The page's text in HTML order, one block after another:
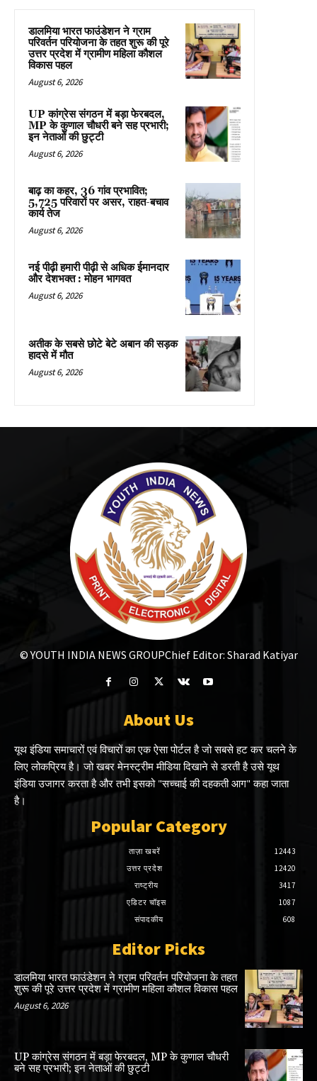
डालमिया भारत फाउंडेशन ने ग्राम
परिवर्तन परियोजना के तहत शुरू की पूरे
उत्तर प्रदेश में ग्रामीण महिला कौशल
विकास पहल
August 6, 2026
UP कांग्रेस संगठन में बड़ा फेरबदल,
MP के कुणाल चौधरी बने सह प्रभारी;
इन नेताओं की छुट्टी
August 6, 2026
बाढ़ का कहर, 36 गांव प्रभावित;
5,725 परिवारों पर असर, राहत-बचाव
कार्य तेज
August 6, 2026
नई पीढ़ी हमारी पीढ़ी से अधिक ईमानदार
और देशभक्त : मोहन भागवत
August 6, 2026
अतीक के सबसे छोटे बेटे अबान की सड़क
हादसे में मौत
August 6, 2026
© YOUTH INDIA NEWS GROUPChief Editor: Sharad Katiyar
About Us
यूथ इंडिया समाचारों एवं विचारों का एक ऐसा पोर्टल है जो सबसे हट कर चलने के
लिए लोकप्रिय है। जो खबर मेनस्ट्रीम मीडिया दिखाने से डरती है उसे यूथ
इंडिया उजागर करता है और तभी इसको "सच्चाई की दहकती आग" कहा जाता
है।
Popular Category
ताज़ा खबरें
12443
उत्तर प्रदेश
12420
राष्ट्रीय
3417
एडिटर चॉइस
1087
संपादकीय
608
Editor Picks
डालमिया भारत फाउंडेशन ने ग्राम परिवर्तन परियोजना के तहत
शुरू की पूरे उत्तर प्रदेश में ग्रामीण महिला कौशल विकास पहल
August 6, 2026
UP कांग्रेस संगठन में बड़ा फेरबदल, MP के कुणाल चौधरी
बने सह प्रभारी; इन नेताओं की छुट्टी